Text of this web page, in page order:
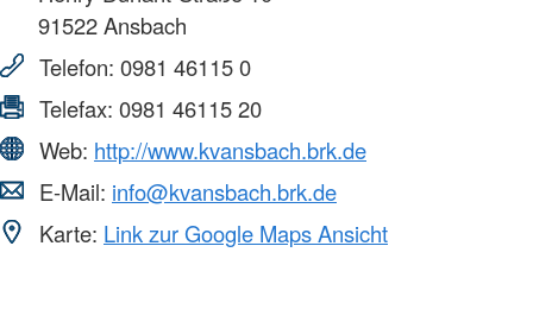
91522Ansbach
Telefon: 0981 46115 0
Telefax: 0981 46115 20
Web: http://www.kvansbach.brk.de
E-Mail: info@kvansbach.brk.de
Karte: Link zur Google Maps Ansicht